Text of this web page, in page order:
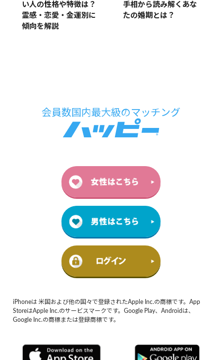
い人の性格や特徴は？
霊感・恋愛・金運別に
傾向を解説
手相から読み解くあな
たの婚期とは？
iPhoneは 米国および他の国々で登録されたApple Inc.の商標です。App
StoreはApple Inc.のサービスマークです。Google Play、Androidは、
Google Inc.の商標または登録商標です。